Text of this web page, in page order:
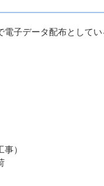
電子データ配布として
）